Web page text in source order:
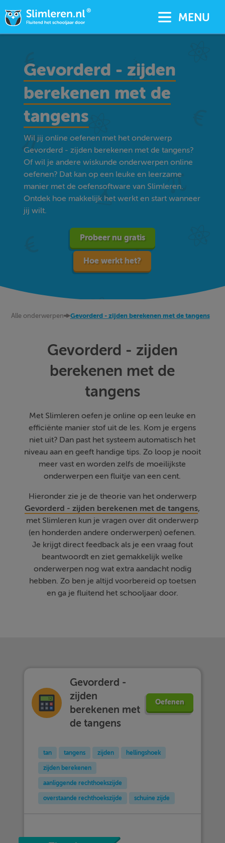
MENU
Gevorderd - zijden
berekenen met de
tangens
Wil jij online oefenen met het onderwerp
Gevorderd - zijden berekenen met de tangens?
Of wil je andere wiskunde onderwerpen online
oefenen? Dat kan op een leuke en leerzame
manier met de oefensoftware van Slimleren.
Ontdek hoe makkelijk het werkt en start wanneer
jij wilt.
Probeer nu gratis
Hoe werkt het?
Alle onderwerpen Gevorderd - zijden berekenen met de tangens
Gevorderd - zijden
berekenen met de
tangens
Met Slimleren oefen je online op een leuke en
efficiënte manier stof uit de les. Kom je ergens
niet uit? Dan past het systeem automatisch het
niveau aan en geeft handige tips. Zo loop je nooit
meer vast en worden zelfs de moeilijkste
onderwerpen een fluitje van een cent.
Hieronder zie je de theorie van het onderwerp
Gevorderd - zijden berekenen met de tangens,
met Slimleren kun je vragen over dit onderwerp
(en honderden andere onderwerpen) oefenen.
Je krijgt direct feedback als je een vraag fout
beantwoordt en ziet gemakkelijk welke
onderwerpen nog wat extra aandacht nodig
hebben. Zo ben je altijd voorbereid op toetsen
en ga je fluitend het schooljaar door.
Gevorderd -
zijden
berekenen met
de tangens
Oefenen
tan tangens zijden hellingshoek
zijden berekenen
aanliggende rechthoekszijde
overstaande rechthoekszijde schuine zijde